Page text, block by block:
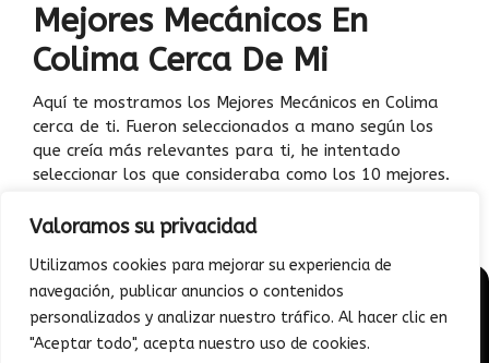
Valoramos su privacidad
Utilizamos cookies para mejorar su experiencia de
navegación, publicar anuncios o contenidos
personalizados y analizar nuestro tráfico. Al hacer clic en
"Aceptar todo", acepta nuestro uso de cookies.
Mejores Mecánicos En
Colima Cerca De Mi
Aquí te mostramos los Mejores Mecánicos en Colima
cerca de ti. Fueron seleccionados a mano según los
que creía más relevantes para ti, he intentado
seleccionar los que consideraba como los 10 mejores.
© 2026 - Junto a mi auto | Todo sobre Diagnóstico vehicular
general y mantenimiento correctivo | Todos los Derechos
Reservados